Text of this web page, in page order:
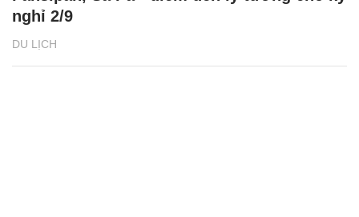
DU LỊCH
nghỉ 2/9